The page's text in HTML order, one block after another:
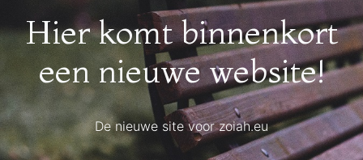
Hier komt binnenkort
een nieuwe website!
De nieuwe site voorzoiah.eu